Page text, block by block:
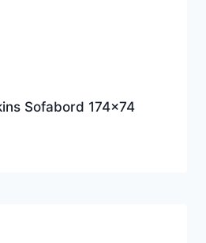
Sofabord 174×74